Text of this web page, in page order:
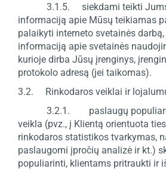
3.1.5. siekdami teikti Jums
informaciją apie Mūsų teikiamas
palaikyti interneto svetainės
informaciją apie svetainės
kurioje dirba Jūsų įrenginys,
protokolo adresą (jei taikomas).
3.2. Rinkodaros veiklai ir
3.2.1. paslaugų
veikla (pvz., į Klientą orientuota
rinkodaros statistikos tvarkymas,
paslaugomi įpročių analizė ir kt.)
populiarinti, klientams pritraukti ir